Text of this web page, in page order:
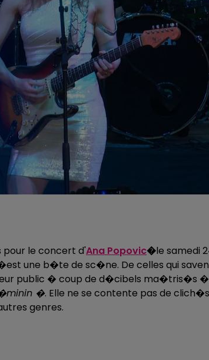
le concert d'Ana Popovic�le samedi
une b�te de sc�ne. De celles qui
public � coup de d�cibels ma�tris�s
�. Elle ne se contente pas de
genres.